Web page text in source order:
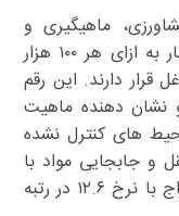
ماهیگیری و
جنگلداری با ثبت نرخ ۲۲.۱ جراحت مرگبار به ازای هر ۱۰۰ هزار
دارند. این رقم
نشان دهنده ماهیت
های کنترل نشده
جابجایی مواد با
نرخ ۱۲.۸ و حوزه ساخت و ساز و استخراج با نرخ ۱۲.۶ در رتبه